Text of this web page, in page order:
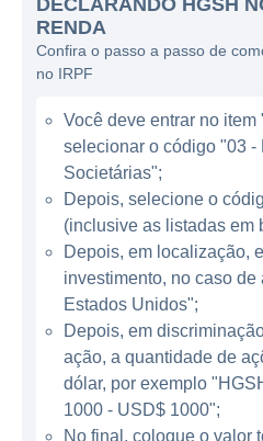
empreendimentos de
imobiliário, o que a
player relevante nesse
A China HGS Real
principalmente no
propriedades
condomínios,
modelo de negócios se
de terrenos, seguido
empreendimentos
às necessidades da
crescimento na região.
se envolve na
imóveis, garantindo
DECLARANDO HGSH
RENDA
Confira o passo a passo de
no IRPF
Você deve entrar no
selecionar o código "03 -
Societárias";
Depois, selecione o
(inclusive as listadas em
Depois, em localização,
investimento, no caso
Estados Unidos";
Depois, em
ação, a quantidade de
dólar, por exemplo
1000 - USD$ 1000";
No final, coloque o valor